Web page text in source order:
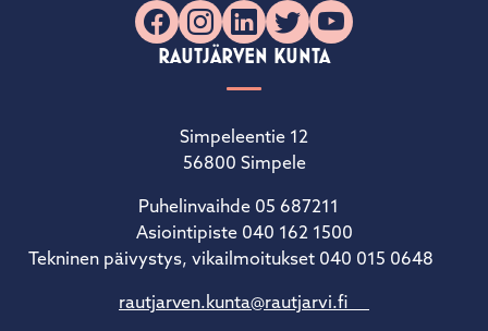
Facebook
Instagram
LinkedIn
X YouTube
RAUTJÄRVEN KUNTA
Simpeleentie 12
56800 Simpele
Puhelinvaihde 05 687211
Asiointipiste 040 162 1500
Tekninen päivystys, vikailmoitukset 040 015 0648
rautjarven.kunta@rautjarvi.fi